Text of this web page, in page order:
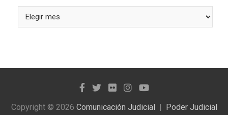
las
Copyright © 2026 Comunicación Judicial Poder Judicial